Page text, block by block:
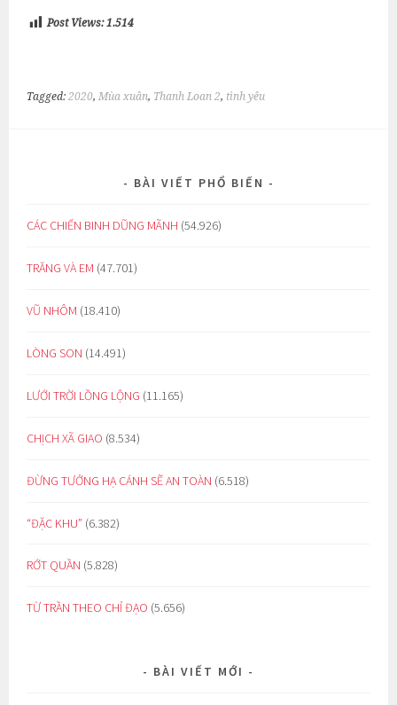
Post Views: 1.514
Tagged:2020, Mùa xuân, Thanh Loan 2, tình yêu
BÀI VIẾT PHỔ BIẾN
CÁC CHIẾN BINH DŨNG MÃNH (54.926)
TRĂNG VÀ EM (47.701)
VŨ NHÔM (18.410)
LÒNG SON (14.491)
LƯỚI TRỜI LỒNG LỘNG (11.165)
CHỊCH XÃ GIAO (8.534)
ĐỪNG TƯỞNG HẠ CÁNH SẼ AN TOÀN (6.518)
“ĐẶC KHU” (6.382)
RỚT QUẦN (5.828)
TỪ TRẦN THEO CHỈ ĐẠO (5.656)
BÀI VIẾT MỚI